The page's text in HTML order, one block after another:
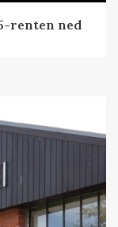
renten ned